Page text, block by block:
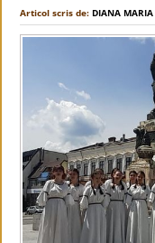
Articol scris de:DIANA MARIA